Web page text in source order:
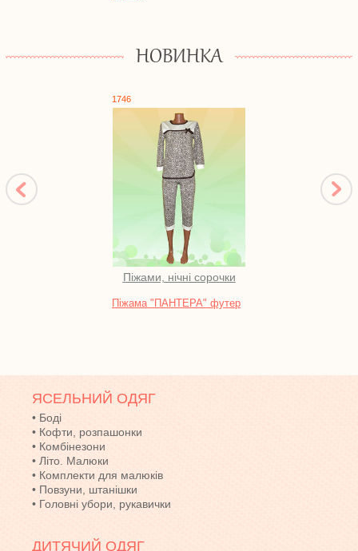
НОВИНКА
1746
Піжами, нічні сорочки
Піжама "ПАНТЕРА" футер
ЯСЕЛЬНИЙ ОДЯГ
• Боді
• Кофти, розпашонки
• Комбінезони
• Літо. Малюки
• Комплекти для малюків
• Повзуни, штанішки
• Головні убори, рукавички
ДИТЯЧИЙ ОДЯГ